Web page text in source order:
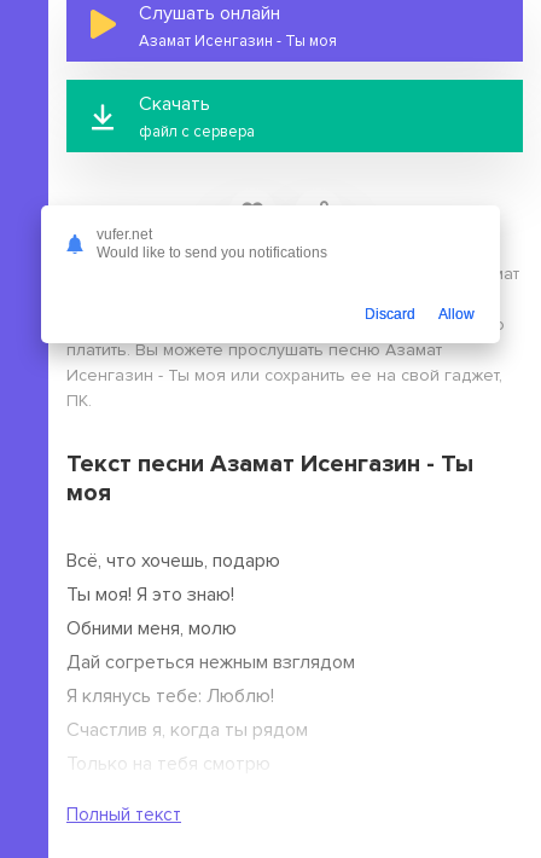
Слушать онлайн
Азамат Исенгазин - Ты моя
Скачать
файл с сервера
На этой странице вы можете скачать mp3 песню Азамат
регистрации, в высоком качестве, для этого не нужно
платить. Вы можете прослушать песню Азамат
Исенгазин - Ты моя или сохранить ее на свой гаджет,
ПК.
Текст песни Азамат Исенгазин - Ты
моя
Всё, что хочешь, подарю
Ты моя! Я это знаю!
Обними меня, молю
Дай согреться нежным взглядом
Я клянусь тебе: Люблю!
Счастлив я, когда ты рядом
Только на тебя смотрю
Полный текст
vufer.net
Would like to send you notifications
Discard Allow